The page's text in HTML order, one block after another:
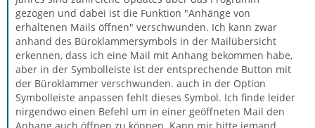
gezogen und dabei ist die Funktion "Anhänge von
erhaltenen Mails öffnen" verschwunden. Ich kann zwar
anhand des Büroklammersymbols in der Mailübersicht
erkennen, dass ich eine Mail mit Anhang bekommen habe,
aber in der Symbolleiste ist der entsprechende Button mit
der Büroklammer verschwunden. auch in der Option
Symbolleiste anpassen fehlt dieses Symbol. Ich finde leider
nirgendwo einen Befehl um in einer geöffneten Mail den